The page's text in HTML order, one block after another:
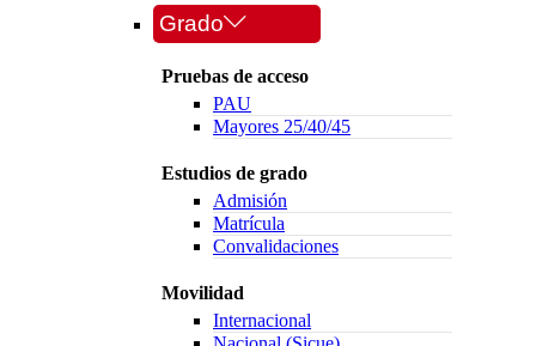
Grado
Pruebas de acceso
PAU
Mayores 25/40/45
Estudios de grado
Admisión
Matrícula
Convalidaciones
Movilidad
Internacional